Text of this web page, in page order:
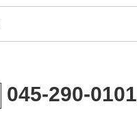
045-290-0101